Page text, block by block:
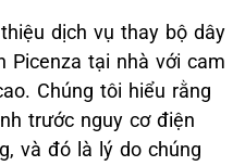
dịch vụ thay bộ dây
Picenza tại nhà với cam
Chúng tôi hiểu rằng
trước nguy cơ điện
và đó là lý do chúng